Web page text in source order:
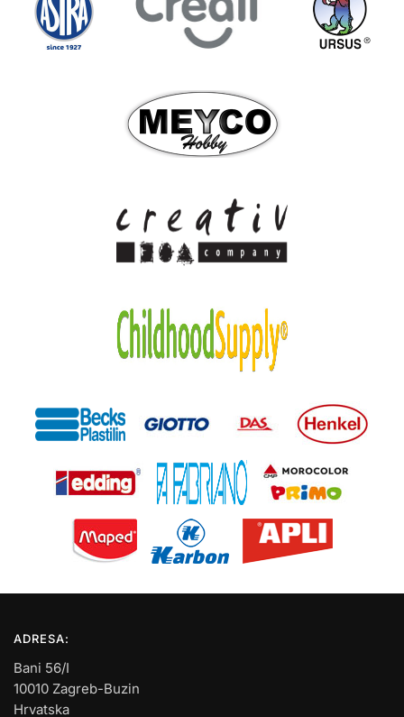
ADRESA:
Bani 56/I
10010 Zagreb-Buzin
Hrvatska